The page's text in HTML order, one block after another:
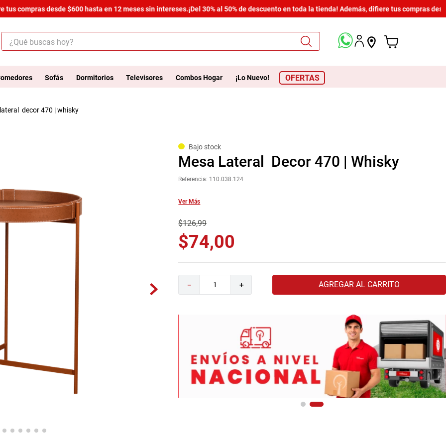
compras desde $600 hasta en 12 meses sin intereses.¡Del 30% al 50% de descuento en toda la tienda! Además, difiere tus compras
¿Qué buscas hoy?
Sofás Dormitorios Televisores Combos Hogar ¡Lo Nuevo! OFERTAS
lateral decor 470 | whisky
Bajo stock
Mesa Lateral Decor 470 | Whisky
Referencia: 110.038.124
Ver Más
$126,99
$74,00
＋
－ AGREGAR AL CARRITO
salas
cómoda estilo
armario lux
havana master